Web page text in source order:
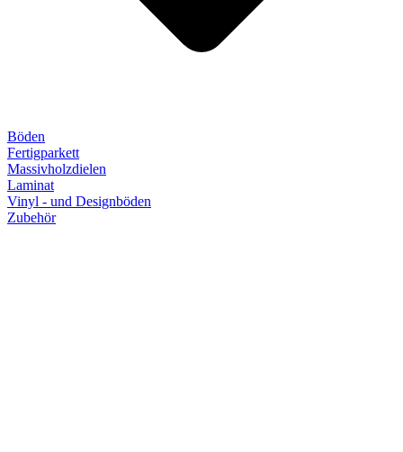
Böden
Fertigparkett
Massivholzdielen
Laminat
Vinyl - und Designböden
Zubehör